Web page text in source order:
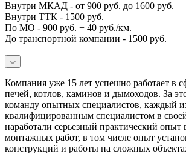
Внутри МКАД - от 900 руб. до 1600 руб.
Внутри ТТК - 1500 руб.
По МО - 900 руб. + 40 руб./км.
До транспортной компании - 1500 руб.
Компания уже 15 лет успешно работает в
печей, котлов, каминов и дымоходов. За
команду опытных специалистов, каждый
квалифицированным специалистом в
наработали серьезный практический
монтажных работ, в том числе опыт
конструкций и работы на сложных